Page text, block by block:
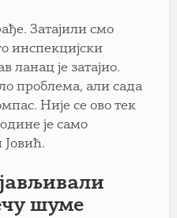
Затајили смо
инспекцијски
ланац је затајио.
проблема, али сада
Није се ово тек
је само
шуме